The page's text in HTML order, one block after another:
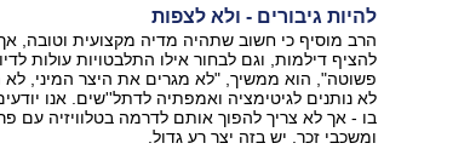
להיות גיבורים - ולא לצפות
הרב מוסיף כי חשוב שתהיה מדיה מקצועית וטובה, אך
להציף דילמות, וגם לבחור אילו התלבטויות עולות
פשוטה", הוא ממשיך, "לא מגרים את היצר המיני, לא
לא נותנים לגיטימציה ואמפתיה לדתל''שים. אנו
בו - אך לא צריך להפוך אותם לדרמה בטלוויזיה עם
ומשכבי זכר. יש בזה יצר רע גדול.